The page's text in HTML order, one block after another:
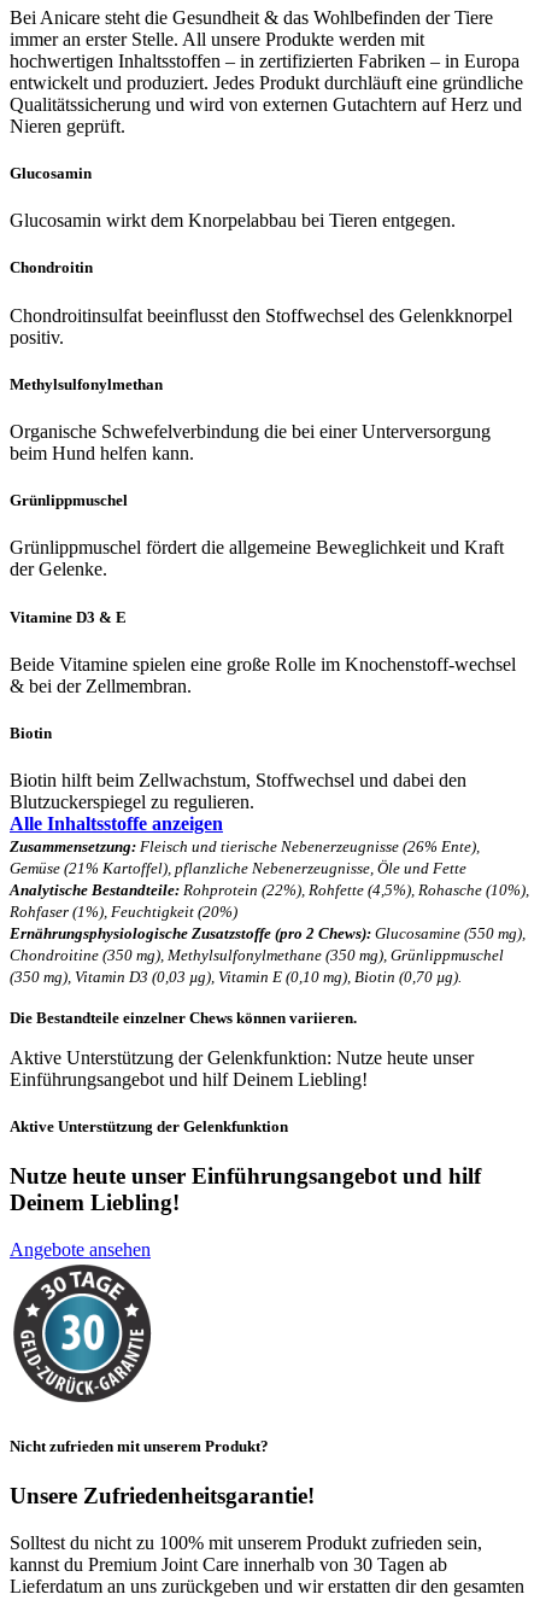
Bei Anicare steht die Gesundheit & das Wohlbefinden der Tiere
immer an erster Stelle. All unsere Produkte werden mit
hochwertigen Inhaltsstoffen – in zertifizierten Fabriken – in Europa
entwickelt und produziert. Jedes Produkt durchläuft eine gründliche
Qualitätssicherung und wird von externen Gutachtern auf Herz und
Nieren geprüft.
Glucosamin
Glucosamin wirkt dem Knorpelabbau bei Tieren entgegen.
Chondroitin
Chondroitinsulfat beeinflusst den Stoffwechsel des Gelenkknorpel
positiv.
Methylsulfonylmethan
Organische Schwefelverbindung die bei einer Unterversorgung
beim Hund helfen kann.
Grünlippmuschel
Grünlippmuschel fördert die allgemeine Beweglichkeit und Kraft
der Gelenke.
Vitamine D3 & E
Beide Vitamine spielen eine große Rolle im Knochenstoff-wechsel
& bei der Zellmembran.
Biotin
Biotin hilft beim Zellwachstum, Stoffwechsel und dabei den
Blutzuckerspiegel zu regulieren.
Alle Inhaltsstoffe anzeigen
Zusammensetzung: Fleisch und tierische Nebenerzeugnisse (26% Ente),
Gemüse (21% Kartoffel), pflanzliche Nebenerzeugnisse, Öle und Fette
Analytische Bestandteile: Rohprotein (22%), Rohfette (4,5%), Rohasche (10%),
Rohfaser (1%), Feuchtigkeit (20%)
Ernährungsphysiologische Zusatzstoffe (pro 2 Chews): Glucosamine (550 mg),
Chondroitine (350 mg), Methylsulfonylmethane (350 mg), Grünlippmuschel
(350 mg), Vitamin D3 (0,03 µg), Vitamin E (0,10 mg), Biotin (0,70 µg).
Die Bestandteile einzelner Chews können variieren.
Aktive Unterstützung der Gelenkfunktion: Nutze heute unser
Einführungsangebot und hilf Deinem Liebling!
Aktive Unterstützung der Gelenkfunktion
Nutze heute unser Einführungsangebot und hilf
Deinem Liebling!
Angebote ansehen
Nicht zufrieden mit unserem Produkt?
Unsere Zufriedenheitsgarantie!
Solltest du nicht zu 100% mit unserem Produkt zufrieden sein,
kannst du Premium Joint Care innerhalb von 30 Tagen ab
Lieferdatum an uns zurückgeben und wir erstatten dir den gesamten